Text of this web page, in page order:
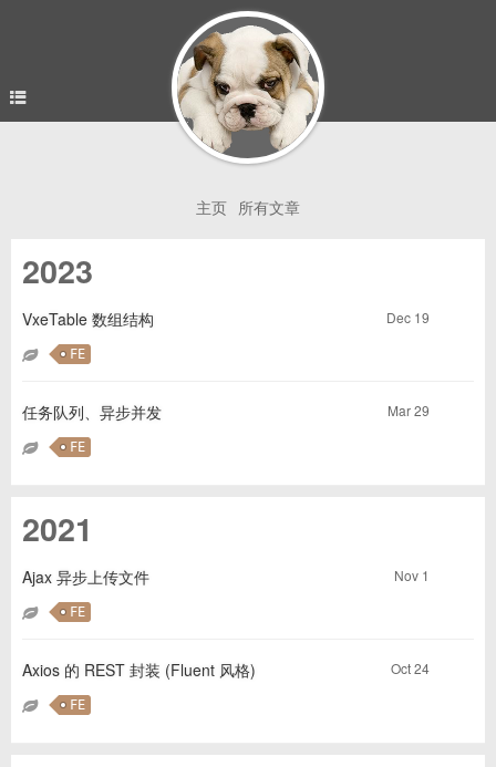
主页 所有文章
2023
Dec 19
VxeTable 数组结构
FE
Mar 29
任务队列、异步并发
FE
2021
Nov 1
Ajax 异步上传文件
FE
Oct 24
Axios 的 REST 封装 (Fluent 风格)
FE